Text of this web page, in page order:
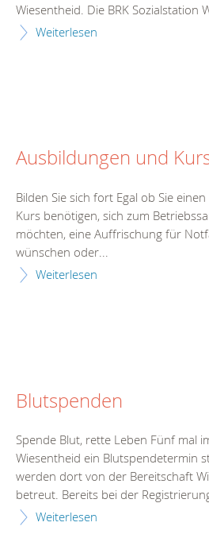
Wiesentheid. Die BRK Sozialstation
Weiterlesen
Ausbildungen und
Bilden Sie sich fort Egal ob Sie
Kurs benötigen, sich zum
möchten, eine Auffrischung für
wünschen oder...
Weiterlesen
Blutspenden
Spende Blut, rette Leben Fünf mal
Wiesentheid ein Blutspendetermin
werden dort von der Bereitschaft
betreut. Bereits bei der
Weiterlesen